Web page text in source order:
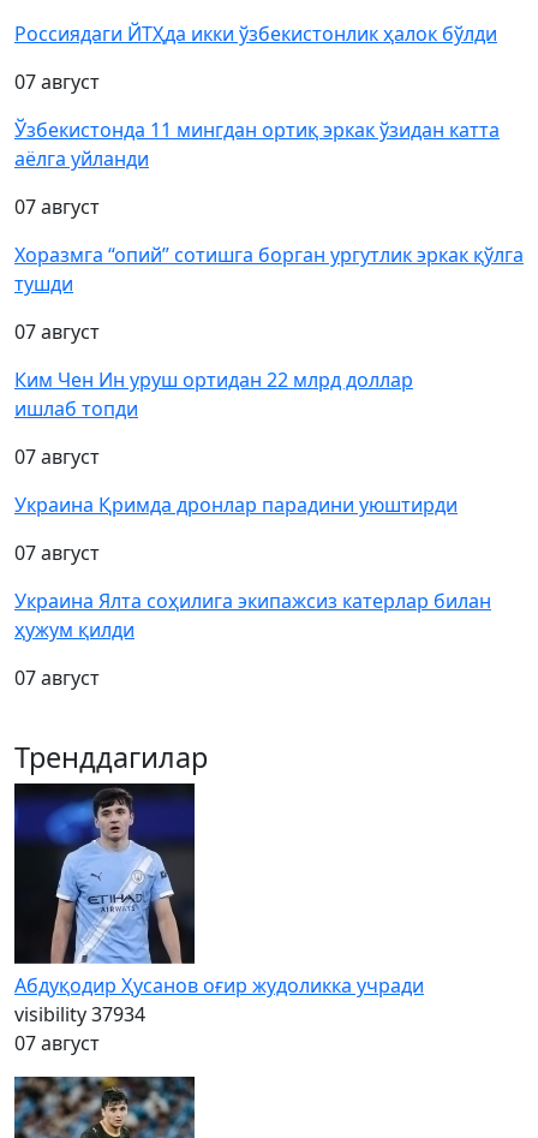
Россиядаги ЙТҲда икки ўзбекистонлик ҳалок бўлди
07 август
Ўзбекистонда 11 мингдан ортиқ эркак ўзидан катта
аёлга уйланди
07 август
Хоразмга “опий” сотишга борган ургутлик эркак қўлга
тушди
07 август
Ким Чен Ин уруш ортидан 22 млрд доллар
ишлаб топди
07 август
Украина Қримда дронлар парадини уюштирди
07 август
Украина Ялта соҳилига экипажсиз катерлар билан
ҳужум қилди
07 август
Тренддагилар
Абдуқодир Ҳусанов оғир жудоликка учради
visibility37934
07 август